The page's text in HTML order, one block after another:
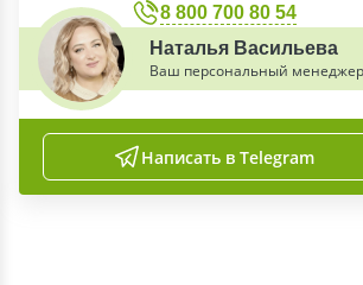
8 800 700 80 54
Наталья Васильева
Ваш персональный менеджер
Написать в Telegram